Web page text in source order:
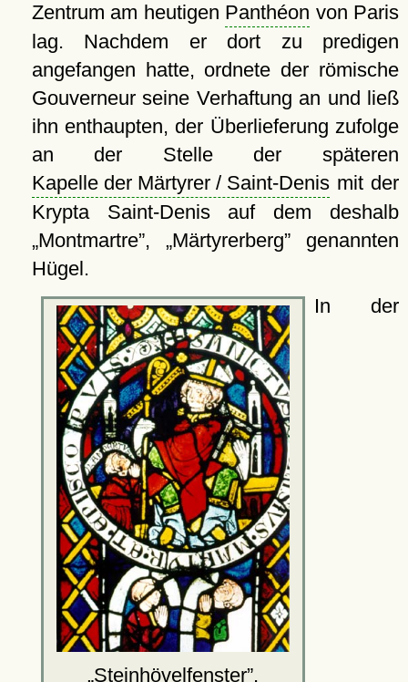
Zentrum am heutigen Panthéon von Paris
lag. Nachdem er dort zu predigen
angefangen hatte, ordnete der römische
Gouverneur seine Verhaftung an und ließ
ihn enthaupten, der Überlieferung zufolge
an der Stelle der späteren
Kapelle der Märtyrer / Saint-Denismit der
Krypta Saint-Denis auf dem deshalb
Montmartre , Märtyrerberg genannten
Hügel.
Steinhövelfenster ,
In der